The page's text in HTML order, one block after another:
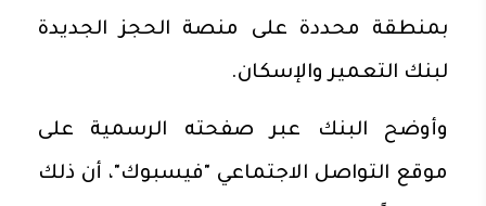
بمنطقة محددة على منصة الحجز الجديدة
لبنك التعمير والإسكان.
وأوضح البنك عبر صفحته الرسمية على
موقع التواصل الاجتماعي "فيسبوك"، أن ذلك